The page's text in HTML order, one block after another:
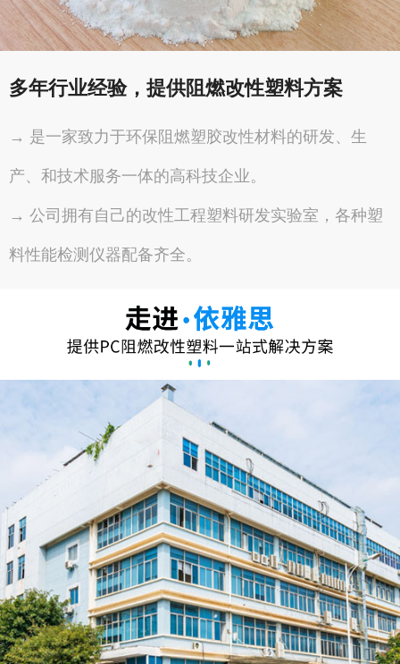
多年行业经验，提供阻燃改性塑料方案
→ 是一家致力于环保阻燃塑胶改性材料的研发、生
产、和技术服务一体的高科技企业。
→ 公司拥有自己的改性工程塑料研发实验室，各种塑
料性能检测仪器配备齐全。